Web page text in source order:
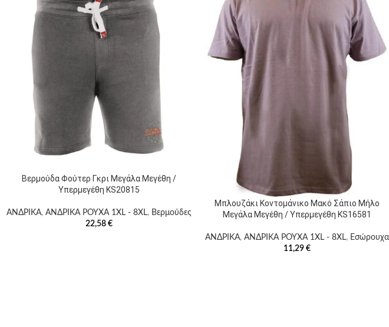
Βερμούδα Φούτερ Γκρι Μεγάλα Μεγέθη /
Υπερμεγέθη KS20815
ΑΝΔΡΙΚΑ, ΑΝΔΡΙΚΑ ΡΟΥΧΑ 1XL - 8XL, Βερμούδες
22,58 €
Μπλουζάκι Κοντομάνικο Μακό Σάπιο Μήλο
Μεγάλα Μεγέθη / Υπερμεγέθη KS16581
ΑΝΔΡΙΚΑ, ΑΝΔΡΙΚΑ ΡΟΥΧΑ 1XL - 8XL, Εσώρουχα
11,29 €